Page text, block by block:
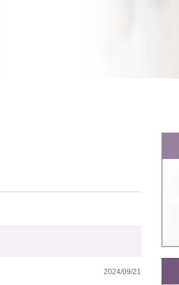
2024/09/21